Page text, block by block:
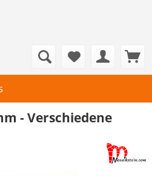
- Verschiedene